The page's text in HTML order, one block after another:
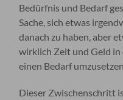
Bedürfnis und Bedarf
Sache, sich etwas
danach zu haben, aber
wirklich Zeit und Geld in
einen Bedarf umzusetzen.
Dieser Zwischenschritt